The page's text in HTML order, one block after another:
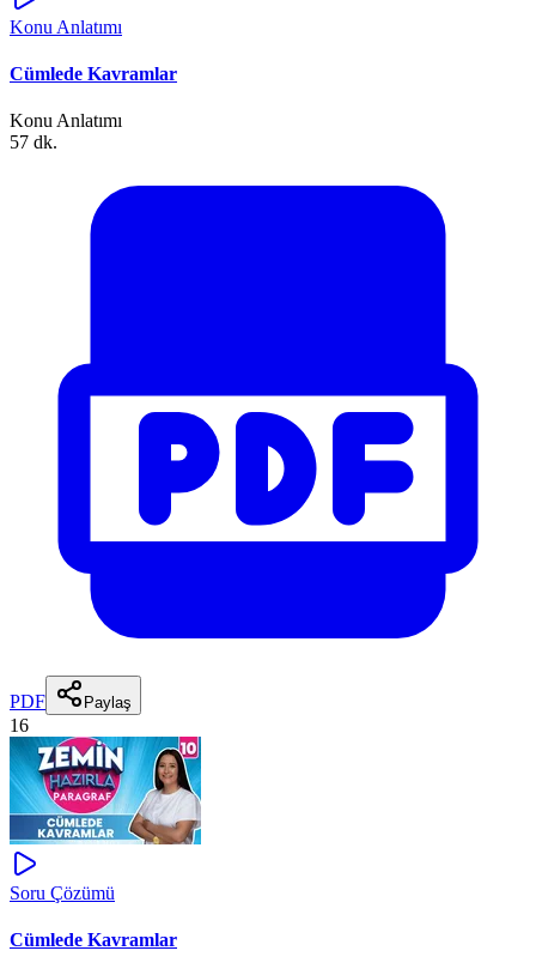
Konu Anlatımı
Cümlede Kavramlar
Konu Anlatımı
57 dk.
PDF Paylaş
16
Soru Çözümü
Cümlede Kavramlar